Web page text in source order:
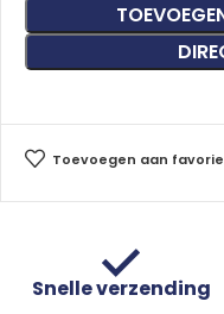
Toevoegen aan
Snelle verzending